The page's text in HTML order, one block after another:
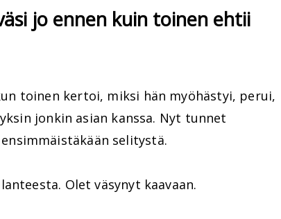
jo ennen kuin toinen ehtii
toinen kertoi, miksi hän myöhästyi, perui,
jonkin asian kanssa. Nyt tunnet
selitystä.
Olet väsynyt kaavaan.